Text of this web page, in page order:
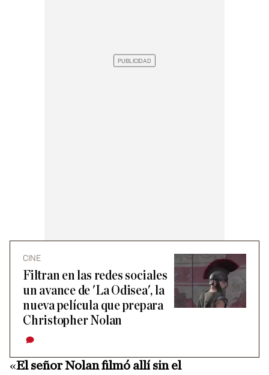
CINE
Filtran en las redes sociales
un avance de 'La Odisea', la
nueva película que prepara
Christopher Nolan
«El señor Nolan filmó allí sin el